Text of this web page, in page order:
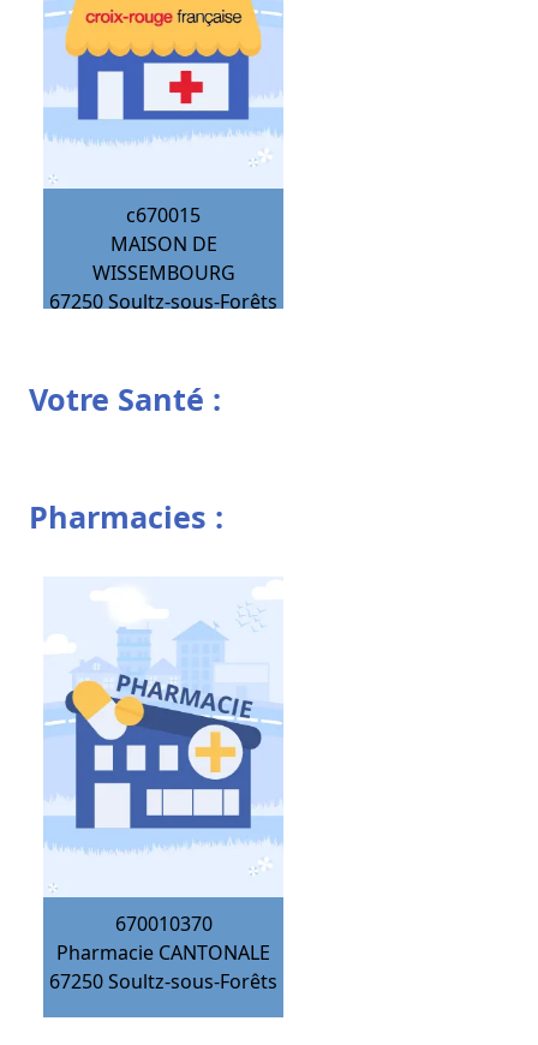
c670015
MAISON DE
WISSEMBOURG
67250Soultz-sous-Forêts
Votre Santé :
Pharmacies :
670010370
Pharmacie CANTONALE
67250Soultz-sous-Forêts